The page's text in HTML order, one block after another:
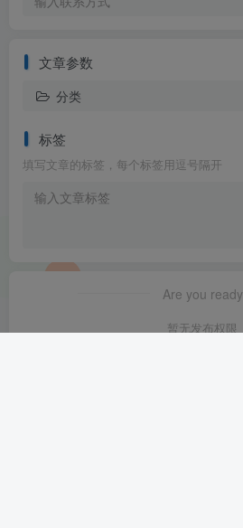
文章参数
分类
标签
填写文章的标签，每个标签用逗号隔开
Are you ready
暂无发布权限